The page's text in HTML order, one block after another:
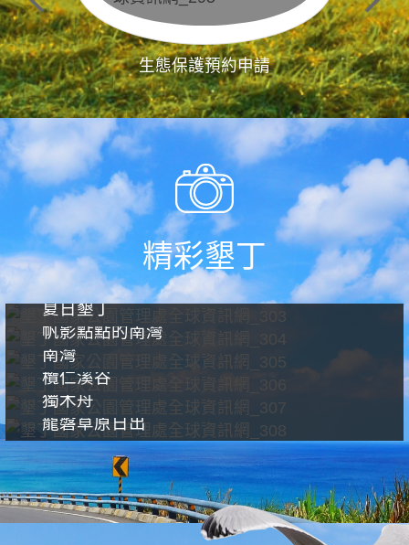
生態保護預約申請
精彩墾丁
夏日墾丁
帆影點點的南灣
南灣
欖仁溪谷
獨木舟
龍磐草原日出